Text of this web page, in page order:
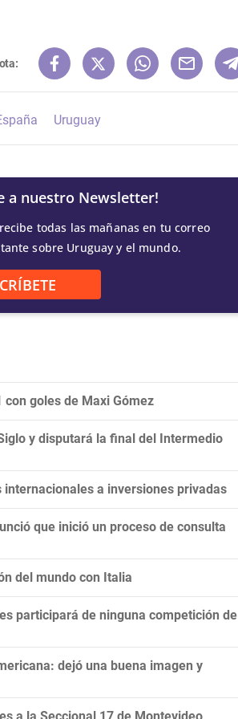
Uruguay
a nuestro Newsletter!
todas las mañanas en tu correo
sobre Uruguay y el mundo.
goles de Maxi Gómez
y disputará la final del Intermedio
a inversiones privadas
que inició un proceso de consulta
del mundo con Italia
participará de ninguna competición de
dejó una buena imagen y